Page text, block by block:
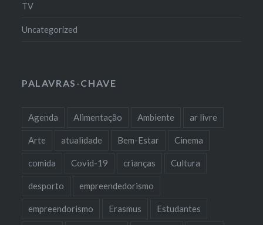
TV
Uncategorized
PALAVRAS-CHAVE
Agenda Alimentação Ambiente ar livre
Arte atualidade Bem-Estar Cinema
comida Covid-19 crianças Cultura
desporto empreendedorismo
empreendorismo Erasmus Estudantes